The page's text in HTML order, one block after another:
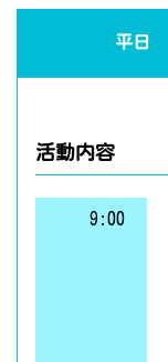
平日
活動内容
9:00